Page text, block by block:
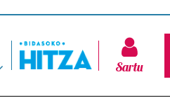
Sartu